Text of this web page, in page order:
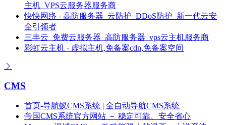
主机_VPS云服务器服务商
快快网络 - 高防服务器_云防护_DDoS防护_新一代云安
全引领者
三丰云_免费云服务器_高防服务器_vps云主机服务商
彩虹云主机 - 虚拟主机,免备案cdn,免备案空间
CMS
首页-导航蚁CMS系统 | 全自动导航CMS系统
帝国CMS系统官方网站 － 稳定可靠、安全省心